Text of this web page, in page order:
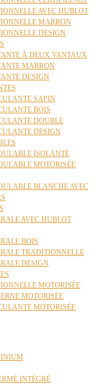
AVEC HUBLOT
MARRON
DESIGN
À DEUX VANTAUX
MARRON
DESIGN
SAPIN
BOIS
DOUBLE
DESIGN
ISOLANTE
MOTORISÉE
BLANCHE AVEC
AVEC HUBLOT
BOIS
TRADITIONNELLE
DESIGN
MOTORISÉE
MOTORISÉE
MOTORISÉE
INTÉGRÉ